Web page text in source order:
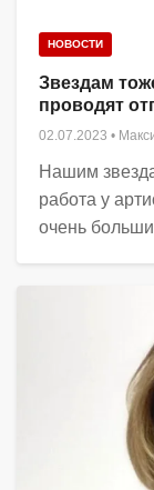
НОВОСТИ
Звездам
проводят
02.07.2023 •
Нашим
работа у
очень